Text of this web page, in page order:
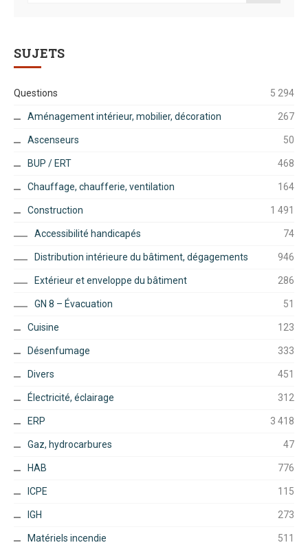
SUJETS
Questions 5 294
Aménagement intérieur, mobilier, décoration 267
Ascenseurs 50
BUP / ERT 468
Chauffage, chaufferie, ventilation 164
Construction 1 491
Accessibilité handicapés 74
Distribution intérieure du bâtiment, dégagements 946
Extérieur et enveloppe du bâtiment 286
GN 8 – Évacuation 51
Cuisine 123
Désenfumage 333
Divers 451
Électricité, éclairage 312
ERP 3 418
Gaz, hydrocarbures 47
HAB 776
ICPE 115
IGH 273
Matériels incendie 511